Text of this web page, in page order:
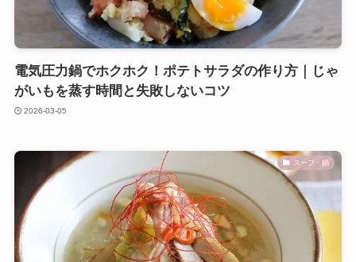
電気圧力鍋でホクホク！ポテトサラダの作り方｜じゃ
がいもを蒸す時間と失敗しないコツ
2026-03-05
スープ・鍋